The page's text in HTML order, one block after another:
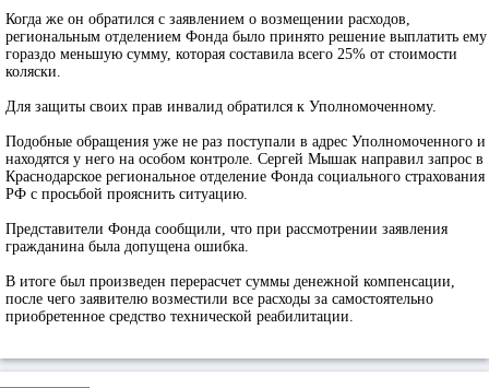
Когда же он обратился с заявлением о возмещении расходов,
региональным отделением Фонда было принято решение выплатить ему
гораздо меньшую сумму, которая составила всего 25% от стоимости
коляски.
Для защиты своих прав инвалид обратился к Уполномоченному.
Подобные обращения уже не раз поступали в адрес Уполномоченного и
находятся у него на особом контроле. Сергей Мышак направил запрос в
Краснодарское региональное отделение Фонда социального страхования
РФ с просьбой прояснить ситуацию.
Представители Фонда сообщили, что при рассмотрении заявления
гражданина была допущена ошибка.
В итоге был произведен перерасчет суммы денежной компенсации,
после чего заявителю возместили все расходы за самостоятельно
приобретенное средство технической реабилитации.